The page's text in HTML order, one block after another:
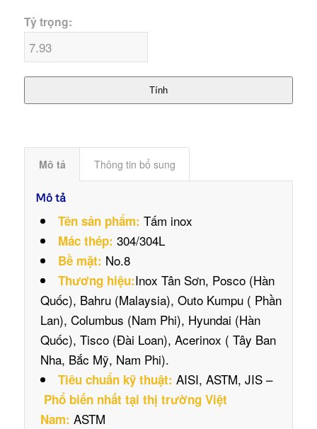
Tỷ trọng:
Tính
Mô tả Thông tin bổ sung
Mô tả
Tên sản phẩm: Tấm inox
Mác thép: 304/304L
Bề mặt: No.8
Thương hiệu:Inox Tân Sơn, Posco (Hàn
Quốc), Bahru (Malaysia), Outo Kumpu ( Phần
Lan), Columbus (Nam Phi), Hyundai (Hàn
Quốc), Tisco (Đài Loan), Acerinox ( Tây Ban
Nha, Bắc Mỹ, Nam Phi).
Tiêu chuẩn kỹ thuật: AISI, ASTM, JIS –
Phổ biến nhất tại thị trường Việt
Nam: ASTM